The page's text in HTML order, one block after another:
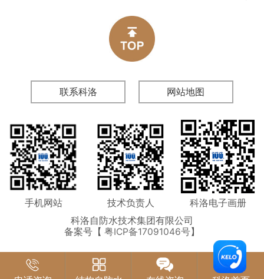
联系科洛 网站地图
手机网站 技术负责人
科洛电子画册
科洛自防水技术集团有限公司
备案号【 粤ICP备17091046号】